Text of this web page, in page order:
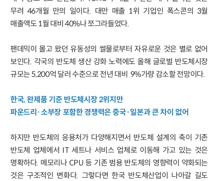
무려 46개월 만의 일이다. 대만 매출 1위 기업인 폭스콘의 3월
매출액도 1월 대비 40%나 쪼그라들었다.
팬데믹이 몰고 왔던 유동성의 썰물로부터 자유로운 것은 별로 없어
보인다. 각국의 반도체 생산 강화 노력에도 올해 글로벌 반도체시장
규모는 5,200억 달러 수준으로 전년 대비 9%가량 감소할 전망이다.
한국, 완제품 기준 반도체시장 2위지만
파운드리·소부장 포함한 경쟁력은 중국·일본과 큰 차이 없어
하지만 반도체의 응용처가 다양해지면서 반도체 설계의 축이 기존
반도체 업체에서 IT 세트나 서비스 업체로 이동해 가고 있는 것은
명확하다. 메모리나 CPU 등 기존 범용 반도체의 영향력이 약화되는
것은 구조적인 변화다. 그렇다면 한국 반도체산업이 나아갈 길도